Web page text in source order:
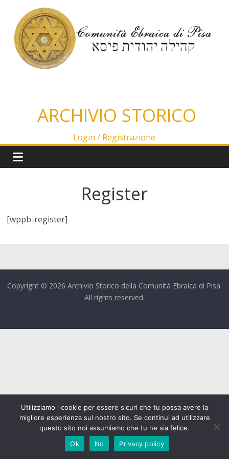
contenuto
ARCHIVIO STORICO
Login / Registrazione
Register
[wppb-register]
Copyright © 2026 Archivio Storico della Comunità Ebraica di Pisa.
All rights reserved.
Utilizziamo i cookie per essere sicuri che tu possa avere la
migliore esperienza sul nostro sito. Se continui ad utilizzare
questo sito noi assumiamo che tu ne sia felice.
Ok
No Privacy policy